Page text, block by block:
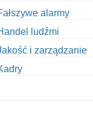
alarmy
ludźmi
i zarządzanie